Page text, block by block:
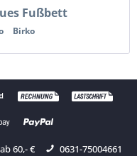
Fußbett
Birko
60,- € 0631-75004661